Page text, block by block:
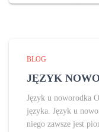
BLOG
JĘZYK
Język u noworodka
języka. Język u
niego zawsze jest